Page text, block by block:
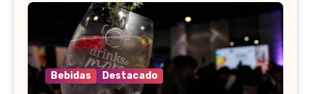
Bebidas Destacado